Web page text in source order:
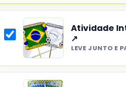
principal
combo:
Contagem
Regressiva
para
Selecionar
item
Atividade
↗
LEVE JUNTO E